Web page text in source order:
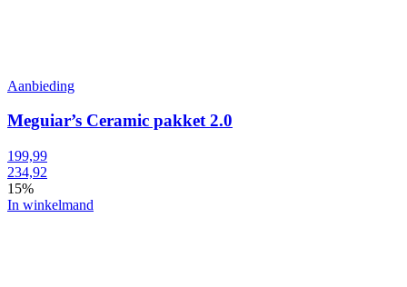
Aanbieding
Meguiar’s Ceramic pakket 2.0
199,99
234,92
15%
In winkelmand